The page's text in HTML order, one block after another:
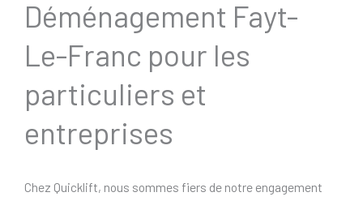
Déménagement Fayt-
Le-Franc pour les
particuliers et
entreprises
Chez Quicklift, nous sommes fiers de notre engagement